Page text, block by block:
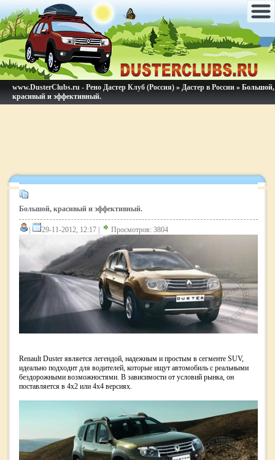
www.DusterClubs.ru - Рено Дастер Клуб (Россия) » Дастер в России » Большой,
красивый и эффективный.
Большой, красивый и эффективный.
29-11-2012, 12:17 | Просмотров: 3804
Renault Duster является легендой, надежным и простым в сегменте SUV,
идеально подходит для водителей, которые ищут автомобиль с реальными
бездорожными возможностями. В зависимости от условий рынка, он
поставляется в 4x2 или 4x4 версиях.